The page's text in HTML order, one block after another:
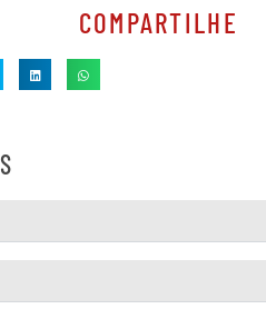
COMPARTILHE